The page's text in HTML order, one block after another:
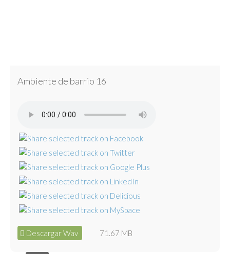
Ambiente de barrio 16
Descargar Wav 71.67 MB